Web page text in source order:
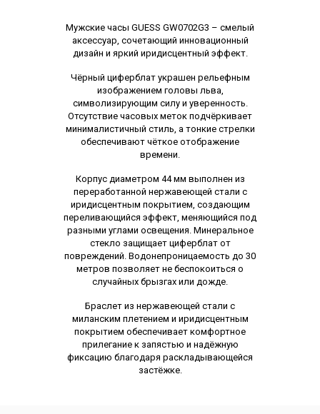
Описание
Мужские часы GUESS GW0702G3 – смелый
аксессуар, сочетающий инновационный
дизайн и яркий иридисцентный эффект.
Чёрный циферблат украшен рельефным
изображением головы льва,
символизирующим силу и уверенность.
Отсутствие часовых меток подчёркивает
минималистичный стиль, а тонкие стрелки
обеспечивают чёткое отображение
времени.
Корпус диаметром 44 мм выполнен из
переработанной нержавеющей стали с
иридисцентным покрытием, создающим
переливающийся эффект, меняющийся под
разными углами освещения. Минеральное
стекло защищает циферблат от
повреждений. Водонепроницаемость до 30
метров позволяет не беспокоиться о
случайных брызгах или дожде.
Браслет из нержавеющей стали с
миланским плетением и иридисцентным
покрытием обеспечивает комфортное
прилегание к запястью и надёжную
фиксацию благодаря раскладывающейся
застёжке.